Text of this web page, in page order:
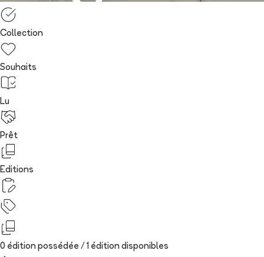
Collection
Souhaits
Lu
Prêt
Editions
0 édition possédée / 1 édition disponibles